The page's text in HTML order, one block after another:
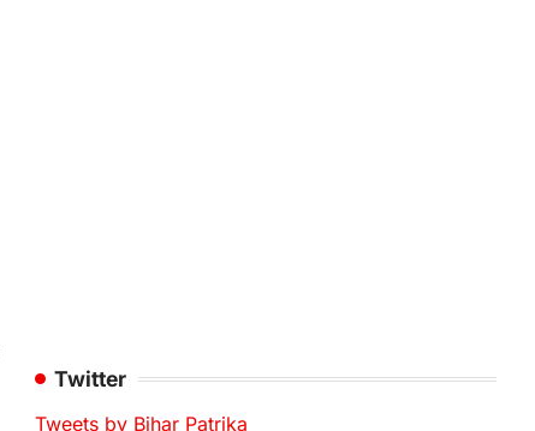
Twitter
Tweets by Bihar Patrika